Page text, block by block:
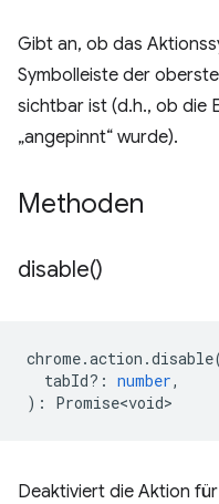
Gibt an, ob das
Symbolleiste der
sichtbar ist (d.h., ob die
„angepinnt“ wurde).
Methoden
disable()
chrome.action .disable
tabId? : number,
) : Promise<void>
Deaktiviert die Aktion für